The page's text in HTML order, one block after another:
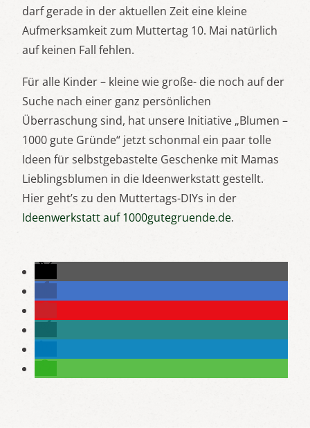
darf gerade in der aktuellen Zeit eine kleine
Aufmerksamkeit zum Muttertag 10. Mai natürlich
auf keinen Fall fehlen.
Für alle Kinder – kleine wie große- die noch auf der
Suche nach einer ganz persönlichen
Überraschung sind, hat unsere Initiative „Blumen –
1000 gute Gründe“ jetzt schonmal ein paar tolle
Ideen für selbstgebastelte Geschenke mit Mamas
Lieblingsblumen in die Ideenwerkstatt gestellt.
Hier geht’s zu den Muttertags-DIYs in der
Ideenwerkstatt auf 1000gutegruende.de.